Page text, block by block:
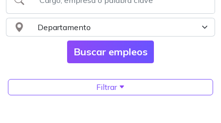
Filtrar